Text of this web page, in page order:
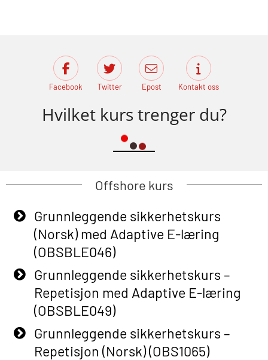
Facebook Twitter Epost Kontakt oss
Hvilket kurs trenger du?
Offshore kurs
Grunnleggende sikkerhetskurs
(Norsk) med Adaptive E-læring
(OBSBLE046)
Grunnleggende sikkerhetskurs –
Repetisjon med Adaptive E-læring
(OBSBLE049)
Grunnleggende sikkerhetskurs –
Repetisjon (Norsk) (OBS1065)